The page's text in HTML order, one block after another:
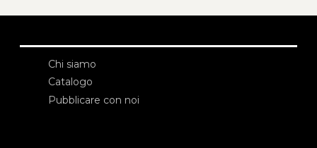
Chi siamo
Catalogo
Pubblicare con noi